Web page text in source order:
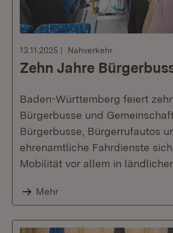
13.11.2025 Nahverkehr
Zehn Jahre
Baden-Württemberg feiert
Bürgerbusse und
Bürgerbusse, Bürgerrufautos
ehrenamtliche Fahrdienste
Mobilität vor allem in
Mehr